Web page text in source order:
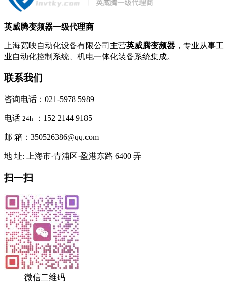
英威腾变频器一级代理商
上海宽映自动化设备有限公司主营英威腾变频器 ，专业从事工
业自动化控制系统、机电一体化装备系统集成。
联系我们
咨询电话：021-5978 5989
电话 24h ：152 2144 9185
邮 箱：350526386@qq.com
地 址: 上海市·青浦区·盈港东路 6400 弄
扫一扫
微信二维码